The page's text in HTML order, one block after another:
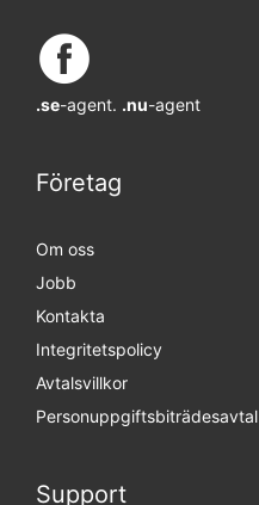
.se-agent. .nu-agent
Företag
Om oss
Jobb
Kontakta
Integritetspolicy
Avtalsvillkor
Personuppgifts­biträdesavtal
Support